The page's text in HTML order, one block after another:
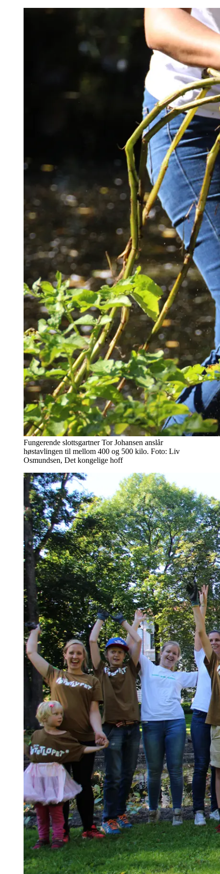
Fungerende slottsgartner Tor Johansen anslår
høstavlingen til mellom 400 og 500 kilo. Foto: Liv
Osmundsen, Det kongelige hoff